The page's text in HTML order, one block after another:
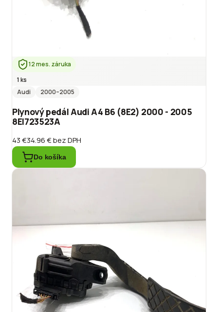
12 mes. záruka
1 ks
Audi
2000–2005
Plynový pedál Audi A4 B6 (8E2) 2000 - 2005
8EI723523A
43 €34.96 €bez DPH
Do košíka